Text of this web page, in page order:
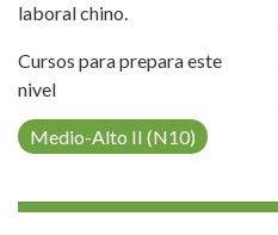
laboral chino.
Cursos para prepara este
nivel
Medio-Alto II (N10)